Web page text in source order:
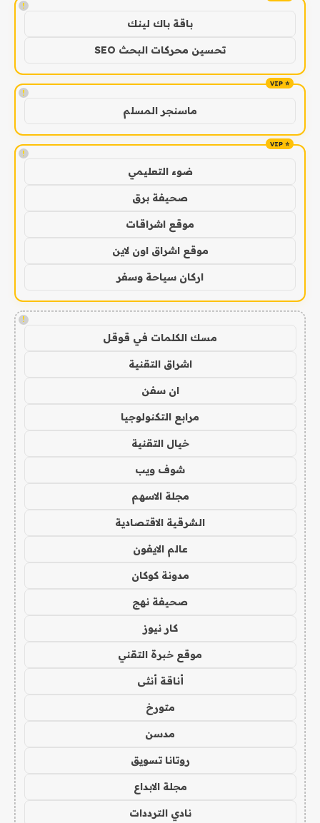
!
باقة باك لينك
تحسين محركات البحث SEO
!
ماسنجر المسلم
!
ضوء التعليمي
صحيفة برق
موقع اشراقات
موقع اشراق اون لاين
اركان سياحة وسفر
!
مسك الكلمات في قوقل
اشراق التقنية
ان سفن
مرابع التكنولوجيا
خيال التقنية
شوف ويب
مجلة الاسهم
الشرقية الاقتصادية
عالم الايفون
مدونة كوكان
صحيفة نهج
كار نيوز
موقع خبرة التقني
أناقة أنثى
متورخ
مدسن
روتانا تسويق
مجلة الابداع
نادي الترددات